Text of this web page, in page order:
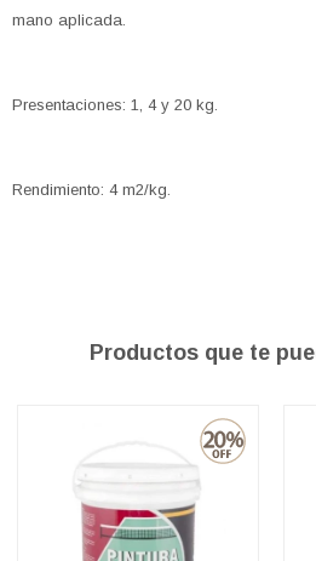
mano aplicada.
Presentaciones: 1, 4 y 20 kg.
Rendimiento: 4 m2/kg.
Productos que te